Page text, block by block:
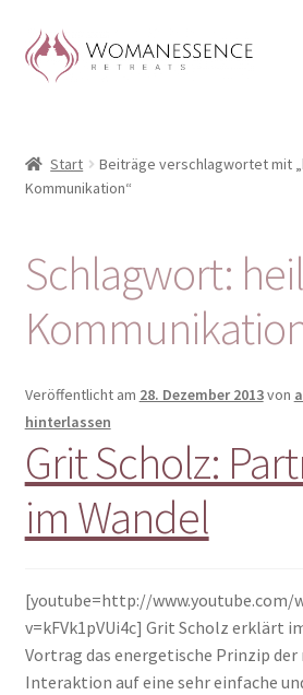
Zur
Navigation
Zum
Inhalt
Blog
CLAUDIA TAVERNA
Woman-Circle
Erfahrungen
Warenkorb
Start
Beiträge verschlagwortet mit
Kommunikation“
Schlagwort:
Veröffentlicht am 28. Dezember 2013von
hinterlassen
Grit Scholz:
im Wandel
[youtube=http://www.youtube.com/
v=kFVk1pVUi4c] Grit Scholz erklärt
Vortrag das energetische Prinzip
Interaktion auf eine sehr einfache